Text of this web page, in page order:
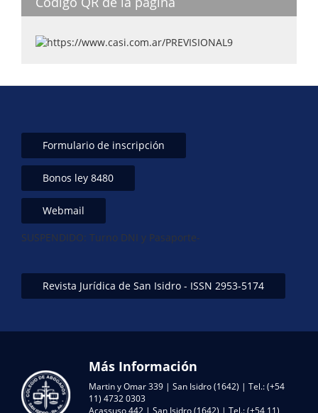
p o
k
Formulario de inscripción
Bonos ley 8480
Webmail
SUSPENDIDO: Turno DNI y Pasaporte-
Revista Jurídica de San Isidro - ISSN 2953-5174
Más Información
Martin y Omar 339 | San Isidro (1642) | Tel.: (+54
11) 4732 0303
Acassuso 442 | San Isidro (1642) | Tel.: (+54 11)